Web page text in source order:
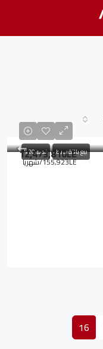
بيع بالتقسيط خصم 20%
12,473,810LE
155,923LE/شهريا
16